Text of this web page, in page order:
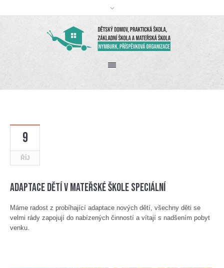
9
ŘÍJ
Adaptace dětí v mateřské škole speciální
Máme radost z probíhající adaptace nových dětí, všechny děti se
velmi rády zapojují do nabízených činností a vítají s nadšením pobyt
venku.